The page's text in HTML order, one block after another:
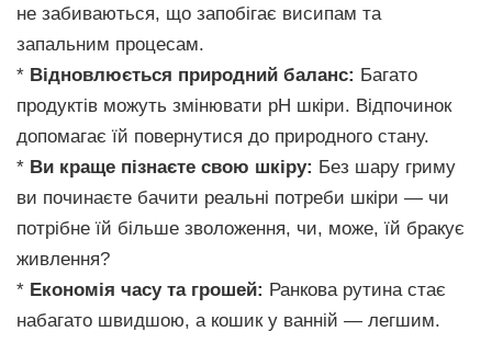
не забиваються, що запобігає висипам та
запальним процесам.
* Відновлюється природний баланс: Багато
продуктів можуть змінювати pH шкіри. Відпочинок
допомагає їй повернутися до природного стану.
* Ви краще пізнаєте свою шкіру: Без шару гриму
ви починаєте бачити реальні потреби шкіри — чи
потрібне їй більше зволоження, чи, може, їй бракує
живлення?
* Економія часу та грошей: Ранкова рутина стає
набагато швидшою, а кошик у ванній — легшим.